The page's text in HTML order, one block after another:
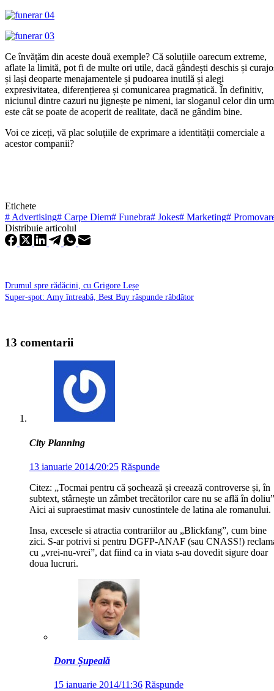
Ce învățăm din aceste două exemple? Că soluțiile oarecum extreme,
aflate la limită, pot fi de multe ori utile, dacă gândești deschis și
și lași deoparte menajamentele și pudoarea inutilă și alegi
expresivitatea, diferențierea și comunicarea pragmatică. În definitiv,
niciunul dintre cazuri nu jignește pe nimeni, iar sloganul celor din
este cât se poate de acoperit de realitate, dacă ne gândim bine.
Voi ce ziceți, vă plac soluțiile de exprimare a identității comerciale a
acestor companii?
Etichete
# Advertising# Carpe Diem# Funebra# Jokes# Marketing#
Distribuie articolul
Drumul spre rădăcini, cu Grigore Leșe
Super-spot: Amy întreabă, Best Buy răspunde răbdător
13 comentarii
City Planning
13 ianuarie 2014/20:25 Răspunde
Citez: „Tocmai pentru că șochează și creează controverse și, în
subtext, stârnește un zâmbet trecătorilor care nu se află în
Aici ai supraestimat masiv cunostintele de latina ale romanului.
Insa, excesele si atractia contrariilor au „Blickfang”, cum bine
zici. S-ar potrivi si pentru DGFP-ANAF (sau CNASS!)
cu „vrei-nu-vrei”, dat fiind ca in viata s-au dovedit sigure doar
doua lucruri.
Doru Șupeală
15 ianuarie 2014/11:36 Răspunde